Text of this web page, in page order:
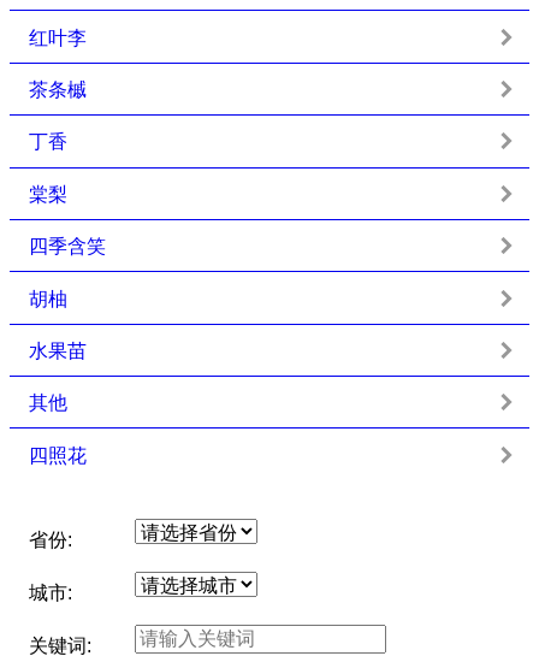
红叶李
茶条槭
丁香
棠梨
四季含笑
胡柚
水果苗
其他
四照花
省份:
城市:
关键词: